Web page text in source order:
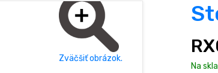
Zväčšiť obrázok.
Na